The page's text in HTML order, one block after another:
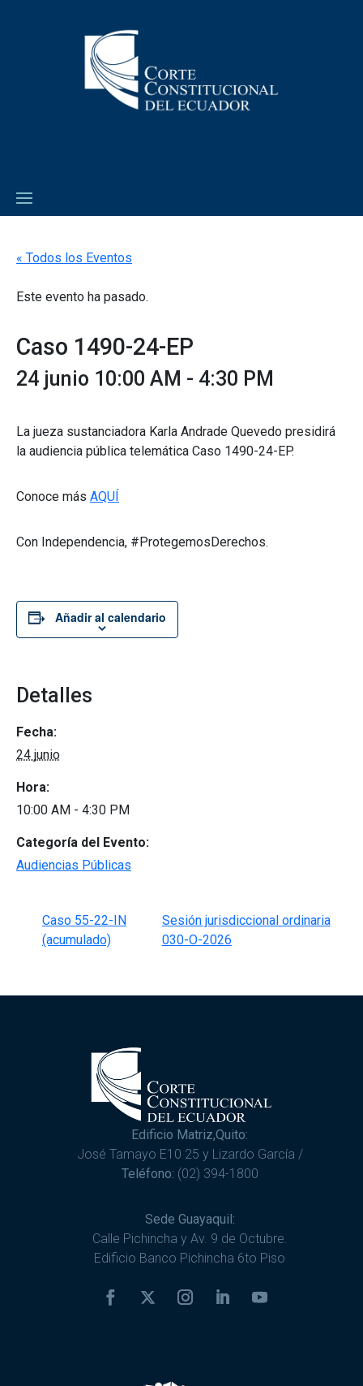
« Todos los Eventos
Este evento ha pasado.
Caso 1490-24-EP
24 junio 10:00 AM - 4:30 PM
La jueza sustanciadora Karla Andrade Quevedo presidirá
la audiencia pública telemática Caso 1490-24-EP.
Conoce más AQUÍ
Con Independencia, #ProtegemosDerechos.
Añadir al calendario
Detalles
Fecha:
24 junio
Hora:
10:00 AM - 4:30 PM
Categoría del Evento:
Audiencias Públicas
Caso 55-22-IN
(acumulado)
Sesión jurisdiccional ordinaria
030-O-2026
Edificio Matriz,Quito:
José Tamayo E10 25 y Lizardo García /
Teléfono: (02) 394-1800
Sede Guayaquil:
Calle Pichincha y Av. 9 de Octubre.
Edificio Banco Pichincha 6to Piso